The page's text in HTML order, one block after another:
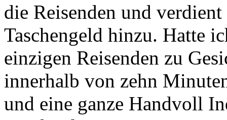
die Reisenden und
Taschengeld hinzu. Hatte
einzigen Reisenden zu
innerhalb von zehn
und eine ganze Handvoll